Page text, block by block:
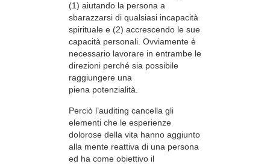
(1) aiutando la persona a
sbarazzarsi di qualsiasi incapacità
spirituale e (2) accrescendo le sue
capacità personali. Ovviamente è
necessario lavorare in entrambe le
direzioni perché sia possibile
raggiungere una
piena potenzialità.
Perciò l’auditing cancella gli
elementi che le esperienze
dolorose della vita hanno aggiunto
alla mente reattiva di una persona
ed ha come obiettivo il